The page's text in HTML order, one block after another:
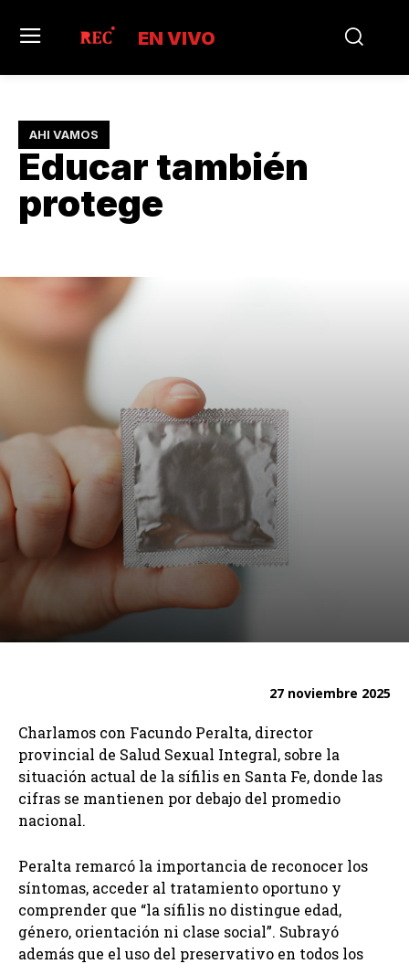
EN VIVO
AHI VAMOS
Educar también
protege
27 noviembre 2025
Charlamos con Facundo Peralta, director
provincial de Salud Sexual Integral, sobre la
situación actual de la sífilis en Santa Fe, donde las
cifras se mantienen por debajo del promedio
nacional.
Peralta remarcó la importancia de reconocer los
síntomas, acceder al tratamiento oportuno y
comprender que “la sífilis no distingue edad,
género, orientación ni clase social”. Subrayó
además que el uso del preservativo en todos los